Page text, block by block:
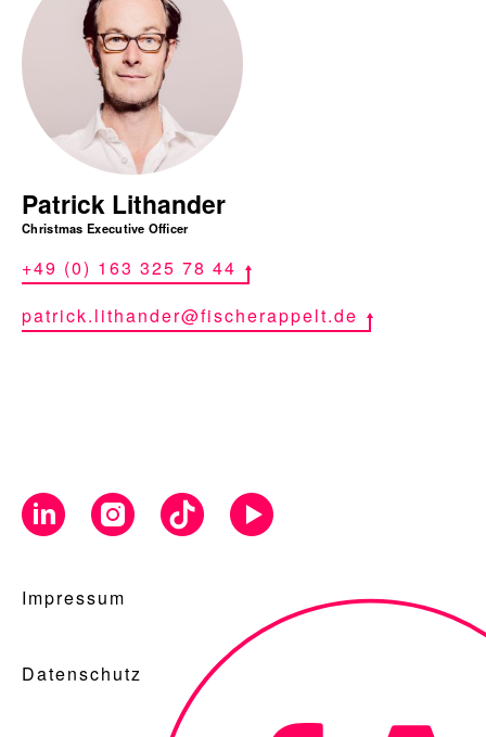
Patrick Lithander
Christmas Executive Officer
+49 (0) 163 325 78 44
patrick.lithander@fischerappelt.de
Impressum
Datenschutz